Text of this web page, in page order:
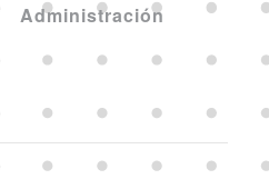
Administración